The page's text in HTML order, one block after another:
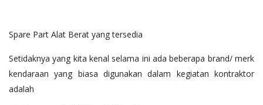
Spare Part Alat Berat yang tersedia
Setidaknya yang kita kenal selama ini ada beberapa brand/ merk
kendaraan yang biasa digunakan dalam kegiatan kontraktor
adalah